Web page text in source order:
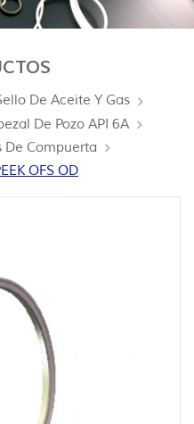
De Aceite Y Gas
De Pozo API 6A
De Compuerta
OFS OD